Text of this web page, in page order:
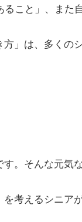
こと」、また
」は、多くの
。そんな元気
考えるシニア